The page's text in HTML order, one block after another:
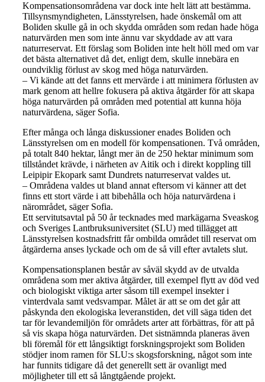
Kompensationsområdena var dock inte helt lätt att bestämma.
Tillsynsmyndigheten, Länsstyrelsen, hade önskemål om att
Boliden skulle gå in och skydda områden som redan hade höga
naturvärden men som inte ännu var skyddade av att vara
naturreservat. Ett förslag som Boliden inte helt höll med om var
det bästa alternativet då det, enligt dem, skulle innebära en
oundviklig förlust av skog med höga naturvärden.
– Vi kände att det fanns ett mervärde i att minimera förlusten av
mark genom att hellre fokusera på aktiva åtgärder för att skapa
höga naturvärden på områden med potential att kunna höja
naturvärdena, säger Sofia.
Efter många och långa diskussioner enades Boliden och
Länsstyrelsen om en modell för kompensationen. Två områden,
på totalt 840 hektar, långt mer än de 250 hektar minimum som
tillståndet krävde, i närheten av Aitik och i direkt koppling till
Leipipir Ekopark samt Dundrets naturreservat valdes ut.
– Områdena valdes ut bland annat eftersom vi känner att det
finns ett stort värde i att bibehålla och höja naturvärdena i
närområdet, säger Sofia.
Ett servitutsavtal på 50 år tecknades med markägarna Sveaskog
och Sveriges Lantbruksuniversitet (SLU) med tillägget att
Länsstyrelsen kostnadsfritt får ombilda området till reservat om
åtgärderna anses lyckade och om de så vill efter avtalets slut.
Kompensationsplanen består av såväl skydd av de utvalda
områdena som mer aktiva åtgärder, till exempel flytt av död ved
och biologiskt viktiga arter såsom till exempel insekter i
vinterdvala samt vedsvampar. Målet är att se om det går att
påskynda den ekologiska leveranstiden, det vill säga tiden det
tar för levandemiljön för områdets arter att förbättras, för att på
så vis skapa höga naturvärden. Det sistnämnda planeras även
bli föremål för ett långsiktigt forskningsprojekt som Boliden
stödjer inom ramen för SLU:s skogsforskning, något som inte
har funnits tidigare då det generellt sett är ovanligt med
möjligheter till ett så långtgående projekt.